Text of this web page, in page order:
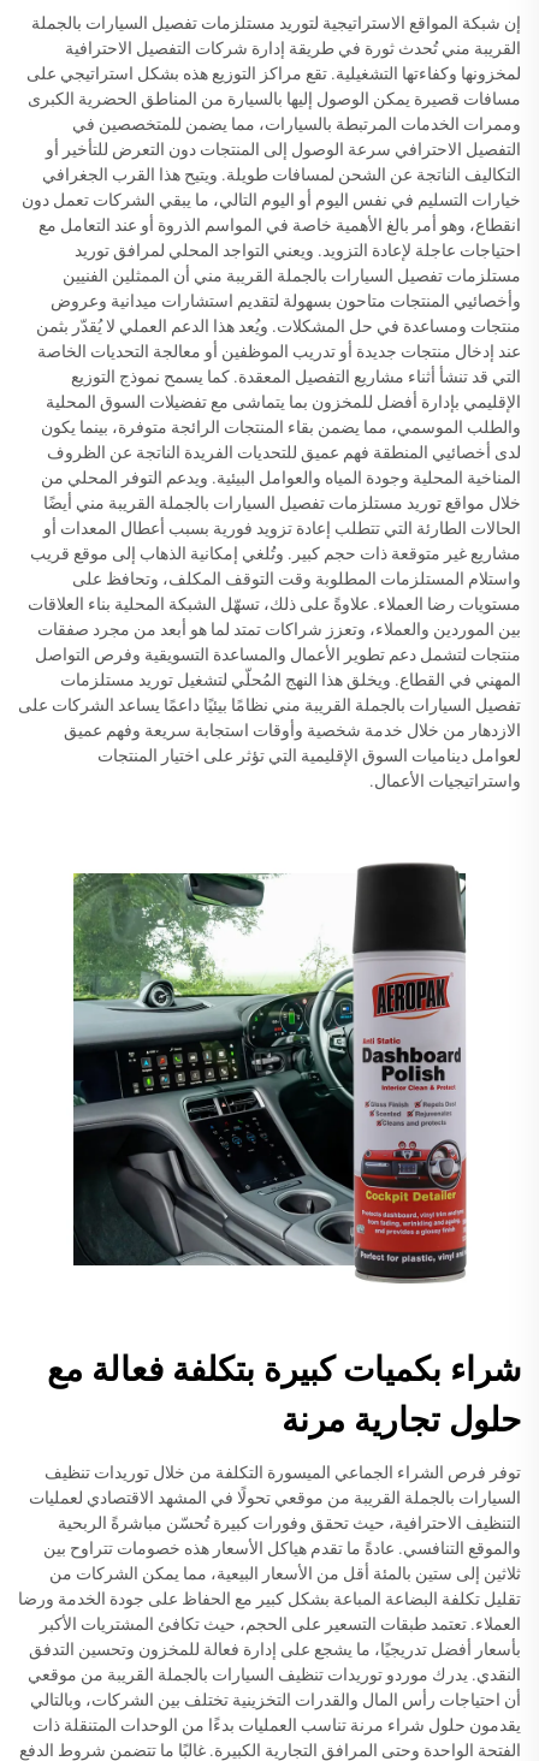
إن شبكة المواقع الاستراتيجية لتوريد مستلزمات تفصيل السيارات بالجملة
القريبة مني تُحدث ثورة في طريقة إدارة شركات التفصيل الاحترافية
لمخزونها وكفاءتها التشغيلية. تقع مراكز التوزيع هذه بشكل استراتيجي على
مسافات قصيرة يمكن الوصول إليها بالسيارة من المناطق الحضرية الكبرى
وممرات الخدمات المرتبطة بالسيارات، مما يضمن للمتخصصين في
التفصيل الاحترافي سرعة الوصول إلى المنتجات دون التعرض للتأخير أو
التكاليف الناتجة عن الشحن لمسافات طويلة. ويتيح هذا القرب الجغرافي
خيارات التسليم في نفس اليوم أو اليوم التالي، ما يبقي الشركات تعمل دون
انقطاع، وهو أمر بالغ الأهمية خاصة في المواسم الذروة أو عند التعامل مع
احتياجات عاجلة لإعادة التزويد. ويعني التواجد المحلي لمرافق توريد
مستلزمات تفصيل السيارات بالجملة القريبة مني أن الممثلين الفنيين
وأخصائيي المنتجات متاحون بسهولة لتقديم استشارات ميدانية وعروض
منتجات ومساعدة في حل المشكلات. ويُعد هذا الدعم العملي لا يُقدّر بثمن
عند إدخال منتجات جديدة أو تدريب الموظفين أو معالجة التحديات الخاصة
التي قد تنشأ أثناء مشاريع التفصيل المعقدة. كما يسمح نموذج التوزيع
الإقليمي بإدارة أفضل للمخزون بما يتماشى مع تفضيلات السوق المحلية
والطلب الموسمي، مما يضمن بقاء المنتجات الرائجة متوفرة، بينما يكون
لدى أخصائيي المنطقة فهم عميق للتحديات الفريدة الناتجة عن الظروف
المناخية المحلية وجودة المياه والعوامل البيئية. ويدعم التوفر المحلي من
خلال مواقع توريد مستلزمات تفصيل السيارات بالجملة القريبة مني أيضًا
الحالات الطارئة التي تتطلب إعادة تزويد فورية بسبب أعطال المعدات أو
مشاريع غير متوقعة ذات حجم كبير. وتُلغي إمكانية الذهاب إلى موقع قريب
واستلام المستلزمات المطلوبة وقت التوقف المكلف، وتحافظ على
مستويات رضا العملاء. علاوةً على ذلك، تسهّل الشبكة المحلية بناء العلاقات
بين الموردين والعملاء، وتعزز شراكات تمتد لما هو أبعد من مجرد صفقات
منتجات لتشمل دعم تطوير الأعمال والمساعدة التسويقية وفرص التواصل
المهني في القطاع. ويخلق هذا النهج المُحلّي لتشغيل توريد مستلزمات
تفصيل السيارات بالجملة القريبة مني نظامًا بيئيًا داعمًا يساعد الشركات على
الازدهار من خلال خدمة شخصية وأوقات استجابة سريعة وفهم عميق
لعوامل ديناميات السوق الإقليمية التي تؤثر على اختيار المنتجات
واستراتيجيات الأعمال.
شراء بكميات كبيرة بتكلفة فعالة مع
حلول تجارية مرنة
توفر فرص الشراء الجماعي الميسورة التكلفة من خلال توريدات تنظيف
السيارات بالجملة القريبة من موقعي تحولًا في المشهد الاقتصادي لعمليات
التنظيف الاحترافية، حيث تحقق وفورات كبيرة تُحسّن مباشرةً الربحية
والموقع التنافسي. عادةً ما تقدم هياكل الأسعار هذه خصومات تتراوح بين
ثلاثين إلى ستين بالمئة أقل من الأسعار البيعية، مما يمكن الشركات من
تقليل تكلفة البضاعة المباعة بشكل كبير مع الحفاظ على جودة الخدمة ورضا
العملاء. تعتمد طبقات التسعير على الحجم، حيث تكافئ المشتريات الأكبر
بأسعار أفضل تدريجيًا، ما يشجع على إدارة فعالة للمخزون وتحسين التدفق
النقدي. يدرك موردو توريدات تنظيف السيارات بالجملة القريبة من موقعي
أن احتياجات رأس المال والقدرات التخزينية تختلف بين الشركات، وبالتالي
يقدمون حلول شراء مرنة تناسب العمليات بدءًا من الوحدات المتنقلة ذات
الفتحة الواحدة وحتى المرافق التجارية الكبيرة. غالبًا ما تتضمن شروط الدفع